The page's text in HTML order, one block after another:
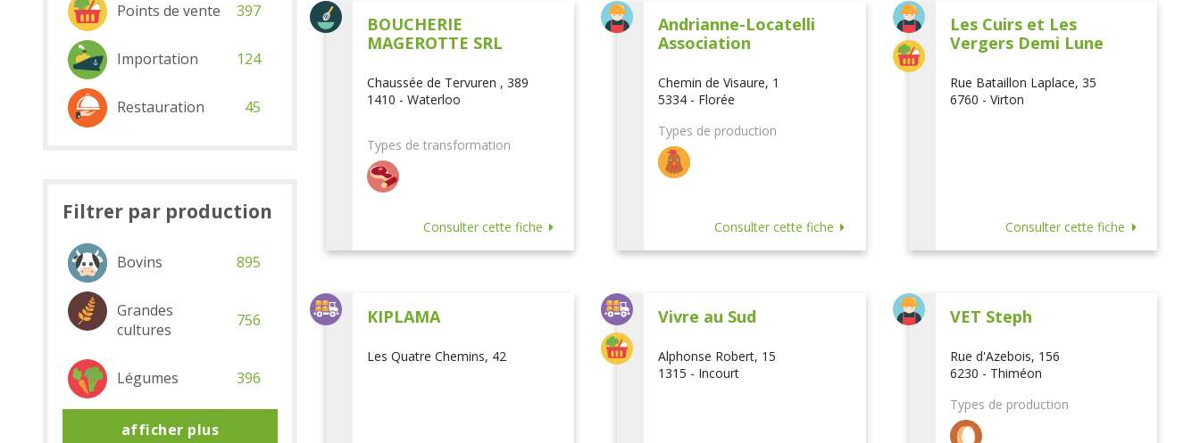
BOUCHERIE
MAGEROTTE SRL
Chaussée de Tervuren , 389
1410 - Waterloo
Types de transformation
Consulter cette fiche
Andrianne-Locatelli
Association
Chemin de Visaure, 1
5334 - Florée
Types de production
Consulter cette fiche
Les Cuirs et Les
Vergers Demi Lune
Rue Bataillon Laplace, 35
6760 - Virton
Consulter cette fiche
KIPLAMA
Les Quatre Chemins, 42
Vivre au Sud
Alphonse Robert, 15
1315 - Incourt
VET Steph
Rue d'Azebois, 156
6230 - Thiméon
Types de production
Points de vente 397
Importation 124
Restauration 45
Filtrer par production
Bovins 895
Grandes
cultures
756
Légumes 396
afficher plus